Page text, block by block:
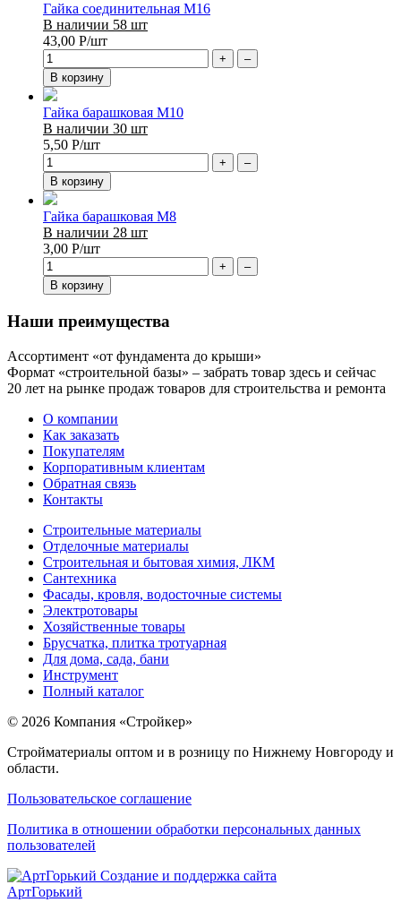
Гайка соединительная М16
В наличии 58 шт
43,00 Р/шт
+
–
В корзину
Гайка барашковая М10
В наличии 30 шт
5,50 Р/шт
+
–
В корзину
Гайка барашковая М8
В наличии 28 шт
3,00 Р/шт
+
–
В корзину
Наши преимущества
Ассортимент «от фундамента до крыши»
Формат «строительной базы» – забрать товар здесь и сейчас
20 лет на рынке продаж товаров для строительства и ремонта
О компании
Как заказать
Покупателям
Корпоративным клиентам
Обратная связь
Контакты
Строительные материалы
Отделочные материалы
Строительная и бытовая химия, ЛКМ
Сантехника
Фасады, кровля, водосточные системы
Электротовары
Хозяйственные товары
Брусчатка, плитка тротуарная
Для дома, сада, бани
Инструмент
Полный каталог
© 2026 Компания «Стройкер»
Стройматериалы оптом и в розницу по Нижнему Новгороду и
области.
Пользовательское соглашение
Политика в отношении обработки персональных данных
пользователей
Создание и поддержка сайта
АртГорький